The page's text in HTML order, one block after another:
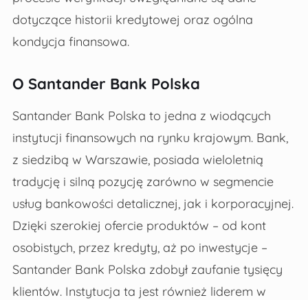
dotyczące historii kredytowej oraz ogólna
kondycja finansowa.
O Santander Bank Polska
Santander Bank Polska to jedna z wiodących
instytucji finansowych na rynku krajowym. Bank,
z siedzibą w Warszawie, posiada wieloletnią
tradycję i silną pozycję zarówno w segmencie
usług bankowości detalicznej, jak i korporacyjnej.
Dzięki szerokiej ofercie produktów – od kont
osobistych, przez kredyty, aż po inwestycje –
Santander Bank Polska zdobył zaufanie tysięcy
klientów. Instytucja ta jest również liderem w